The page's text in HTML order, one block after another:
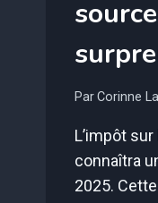
ParCorinne
L’impôt
connaîtra
2025.